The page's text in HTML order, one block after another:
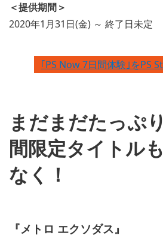
＜提供期間＞
2020年1月31日(金) ～ 終了日未定
｢PS Now 7日間体験｣をPS
まだまだたっぷ
間限定タイトル
なく！
『メトロ エクソダス』